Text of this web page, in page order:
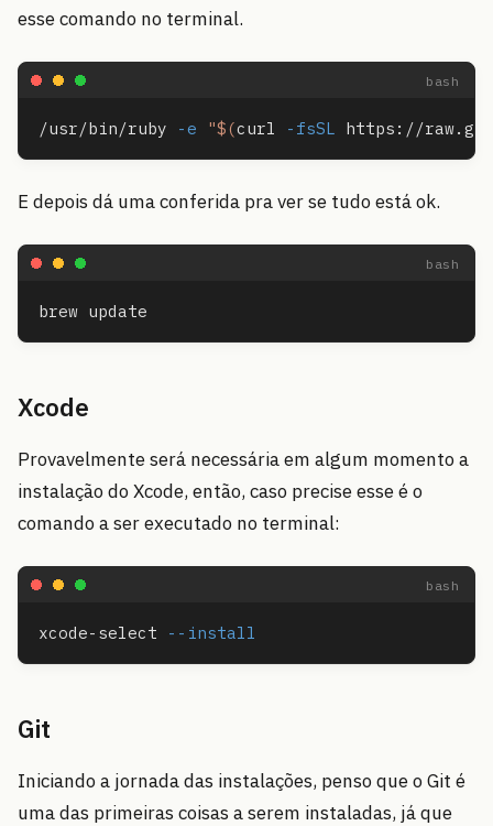
esse comando no terminal.
/usr/bin/ruby -e "$(curl -fsSL https://
E depois dá uma conferida pra ver se tudo está ok.
Xcode
Provavelmente será necessária em algum momento a
instalação do Xcode, então, caso precise esse é o
comando a ser executado no terminal:
xcode-select --install
Git
Iniciando a jornada das instalações, penso que o Git é
uma das primeiras coisas a serem instaladas, já que